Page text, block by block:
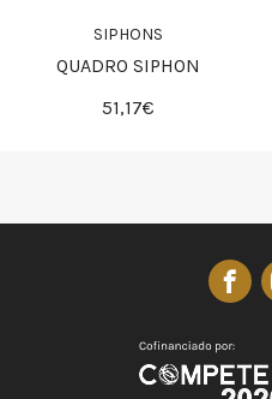
SIPHONS
QUADRO SIPHON
51,17€